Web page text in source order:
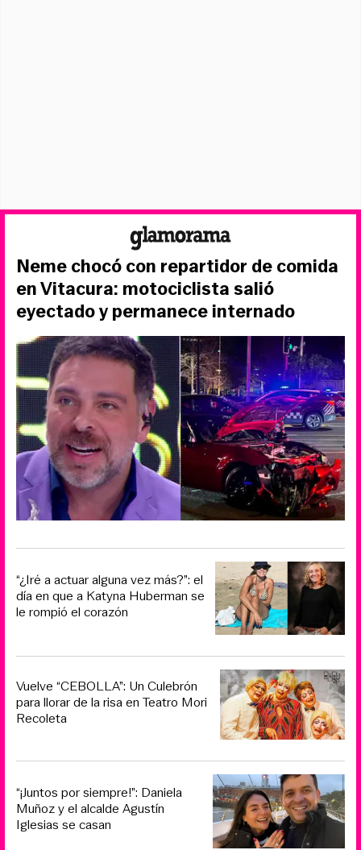
Neme chocó con repartidor de comida
en Vitacura: motociclista salió
eyectado y permanece internado
“¿Iré a actuar alguna vez más?”: el
día en que a Katyna Huberman se
le rompió el corazón
Vuelve “CEBOLLA”: Un Culebrón
para llorar de la risa en Teatro Mori
Recoleta
“¡Juntos por siempre!”: Daniela
Muñoz y el alcalde Agustín
Iglesias se casan